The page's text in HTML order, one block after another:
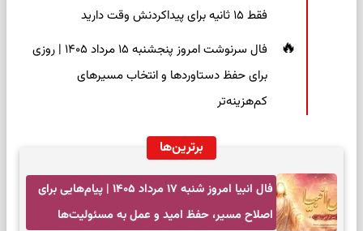
فقط ۱۵ ثانیه برای پیداکردنش وقت دارید
فال سرنوشت امروز پنجشنبه ۱۵ مرداد ۱۴۰۵ | روزی
برای حفظ دستاوردها و انتخاب مسیرهای
کم‌هزینه‌تر
برترین‌ها
فال انبیا امروز شنبه ۱۷ مرداد ۱۴۰۵ | پیام‌هایی برای
اصلاح مسیر، حفظ امید و عمل به مسئولیت‌ها